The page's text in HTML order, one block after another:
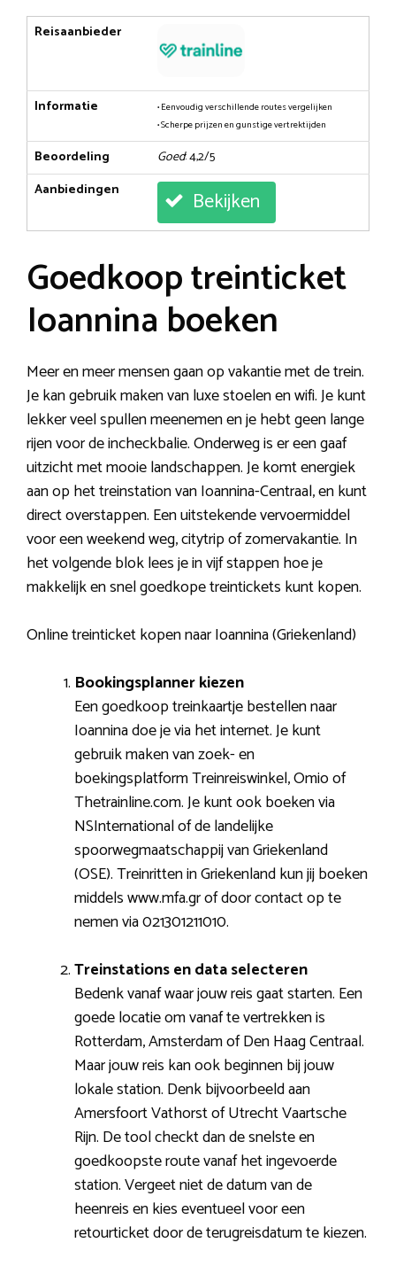
Reisaanbieder
Informatie
• Eenvoudig verschillende routes vergelijken
• Scherpe prijzen en gunstige vertrektijden
Beoordeling Goed: 4,2/5
Aanbiedingen
Bekijken
Goedkoop treinticket
Ioannina boeken
Meer en meer mensen gaan op vakantie met de trein.
Je kan gebruik maken van luxe stoelen en wifi. Je kunt
lekker veel spullen meenemen en je hebt geen lange
rijen voor de incheckbalie. Onderweg is er een gaaf
uitzicht met mooie landschappen. Je komt energiek
aan op het treinstation van Ioannina-Centraal, en kunt
direct overstappen. Een uitstekende vervoermiddel
voor een weekend weg, citytrip of zomervakantie. In
het volgende blok lees je in vijf stappen hoe je
makkelijk en snel goedkope treintickets kunt kopen.
Online treinticket kopen naar Ioannina (Griekenland)
Bookingsplanner kiezen
Een goedkoop treinkaartje bestellen naar
Ioannina doe je via het internet. Je kunt
gebruik maken van zoek- en
boekingsplatform Treinreiswinkel, Omio of
Thetrainline.com. Je kunt ook boeken via
NSInternational of de landelijke
spoorwegmaatschappij van Griekenland
(OSE). Treinritten in Griekenland kun jij boeken
middels www.mfa.gr of door contact op te
nemen via 021301211010.
Treinstations en data selecteren
Bedenk vanaf waar jouw reis gaat starten. Een
goede locatie om vanaf te vertrekken is
Rotterdam, Amsterdam of Den Haag Centraal.
Maar jouw reis kan ook beginnen bij jouw
lokale station. Denk bijvoorbeeld aan
Amersfoort Vathorst of Utrecht Vaartsche
Rijn. De tool checkt dan de snelste en
goedkoopste route vanaf het ingevoerde
station. Vergeet niet de datum van de
heenreis en kies eventueel voor een
retourticket door de terugreisdatum te kiezen.